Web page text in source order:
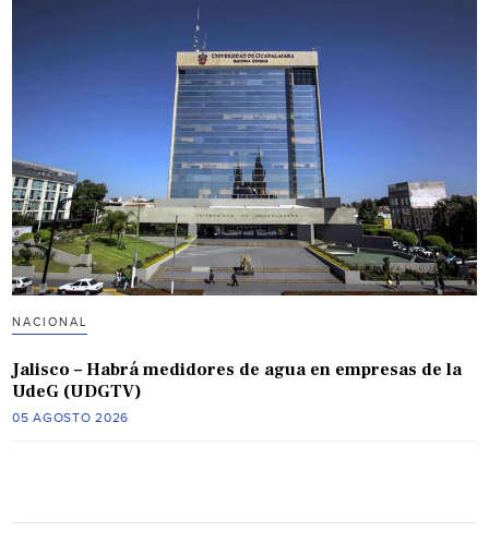
NACIONAL
Jalisco – Habrá medidores de agua en empresas de la
UdeG (UDGTV)
05 AGOSTO 2026